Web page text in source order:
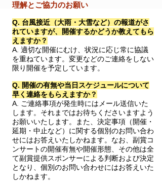
理解とご協力のお願い
Q. 台風接近（大雨・大雪など）の報道がさ
れていますが、開催するかどうか教えてもら
えますか？
A. 適切な開催にむけ、状況に応じ常に協議
を重ねています。変更などのご連絡をしない
限り 開催を予定しています。
Q. 開催の有無や当日スケジュールについて
早く連絡をもらえますか？
A. ご連絡事項が発生時にはメール送信いた
します。それまではお待ちくださいますよう
お願いいたします。また、決定事項（開催・
延期・中止など）に関する個別のお問い合わ
せにはお答えいたしかねます。なお、副賞コ
ンサートの開催有無や開催形態、その他は全
て副賞提供スポンサーによる判断および決定
となり、個別のお問い合わせにはお答えいた
しかねます。